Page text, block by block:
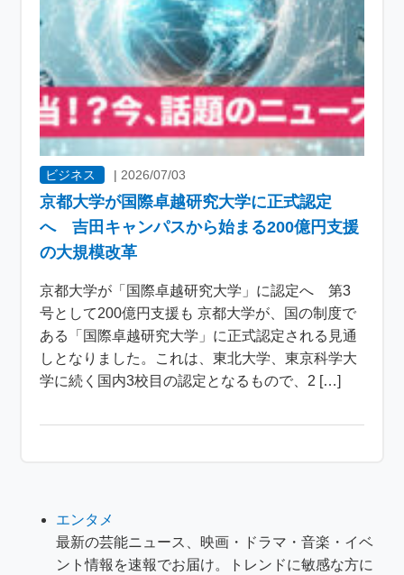
ビジネス |2026/07/03
京都大学が国際卓越研究大学に正式認定
へ 吉田キャンパスから始まる200億円支援
の大規模改革
京都大学が「国際卓越研究大学」に認定へ 第3
号として200億円支援も 京都大学が、国の制度で
ある「国際卓越研究大学」に正式認定される見通
しとなりました。これは、東北大学、東京科学大
学に続く国内3校目の認定となるもので、2 […]
エンタメ
最新の芸能ニュース、映画・ドラマ・音楽・イベ
ント情報を速報でお届け。トレンドに敏感な方に